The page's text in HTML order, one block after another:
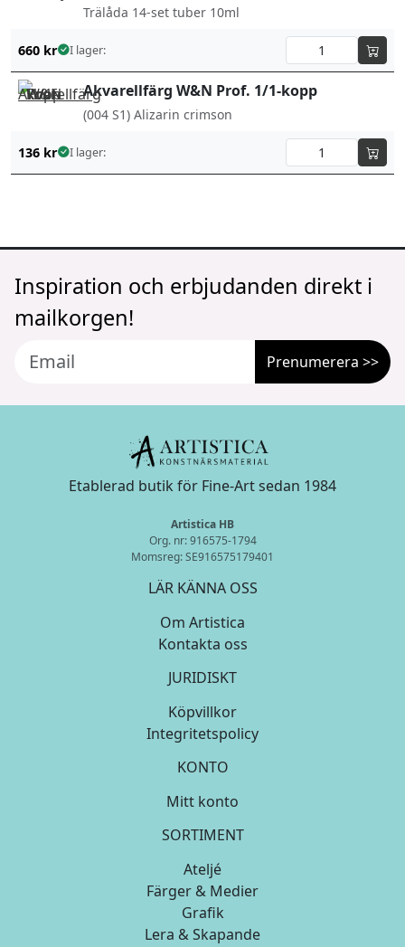
Trälåda 14-set tuber 10ml
660 kr I lager:
Akvarellfärg W&N Prof. 1/1-kopp
(004 S1) Alizarin crimson
136 kr I lager:
Inspiration och erbjudanden direkt i
mailkorgen!
Prenumerera >>
Etablerad butik för Fine-Art sedan 1984
Artistica HB
Org. nr: 916575-1794
Momsreg: SE916575179401
LÄR KÄNNA OSS
Om Artistica
Kontakta oss
JURIDISKT
Köpvillkor
Integritetspolicy
KONTO
Mitt konto
SORTIMENT
Ateljé
Färger & Medier
Grafik
Lera & Skapande